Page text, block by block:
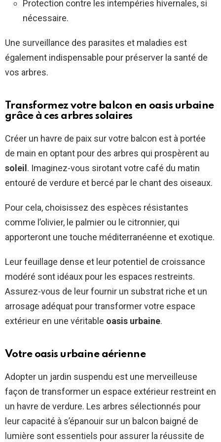
Protection contre les intempéries hivernales, si
nécessaire.
Une surveillance des parasites et maladies est
également indispensable pour préserver la santé de
vos arbres.
Transformez votre balcon en oasis urbaine
grâce à ces arbres solaires
Créer un havre de paix sur votre balcon est à portée
de main en optant pour des arbres qui prospèrent au
soleil . Imaginez-vous sirotant votre café du matin
entouré de verdure et bercé par le chant des oiseaux.
Pour cela, choisissez des espèces résistantes
comme l’olivier, le palmier ou le citronnier, qui
apporteront une touche méditerranéenne et exotique.
Leur feuillage dense et leur potentiel de croissance
modéré sont idéaux pour les espaces restreints.
Assurez-vous de leur fournir un substrat riche et un
arrosage adéquat pour transformer votre espace
extérieur en une véritable oasis urbaine.
Votre oasis urbaine aérienne
Adopter un jardin suspendu est une merveilleuse
façon de transformer un espace extérieur restreint en
un havre de verdure. Les arbres sélectionnés pour
leur capacité à s’épanouir sur un balcon baigné de
lumière sont essentiels pour assurer la réussite de